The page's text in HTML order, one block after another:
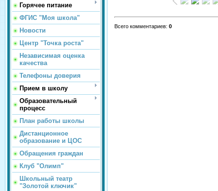
Горячее питание
ФГИС "Моя школа"
Новости
Центр "Точка роста"
Независимая оценка
качества
Телефоны доверия
Прием в школу
Образовательный
процесс
План работы школы
Дистанционное
образование и ЦОС
Обращения граждан
Клуб "Олимп"
Школьный театр
"Золотой ключик"
Всего комментариев: 0